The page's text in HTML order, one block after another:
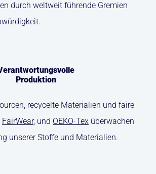
durch weltweit führende Gremien
Produktion
recycelte Materialien und faire
FairWear, und OEKO-Tex überwachen
unserer Stoffe und Materialien.